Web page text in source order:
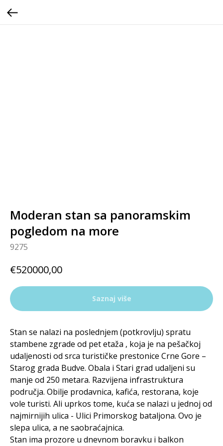
Moderan stan sa panoramskim
pogledom na more
9275
€520000,00
Saznaj više
Stan se nalazi na poslednjem (potkrovlju) spratu
stambene zgrade od pet etaža , koja je na pešačkoj
udaljenosti od srca turističke prestonice Crne Gore –
Starog grada Budve. Obala i Stari grad udaljeni su
manje od 250 metara. Razvijena infrastruktura
područja. Obilje prodavnica, kafića, restorana, koje
vole turisti. Ali uprkos tome, kuća se nalazi u jednoj od
najmirnijih ulica - Ulici Primorskog bataljona. Ovo je
slepa ulica, a ne saobraćajnica.
Stan ima prozore u dnevnom boravku i balkon